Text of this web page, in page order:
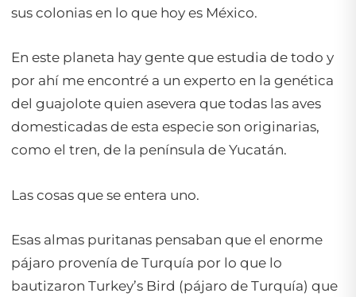
sus colonias en lo que hoy es México.
En este planeta hay gente que estudia de todo y
por ahí me encontré a un experto en la genética
del guajolote quien asevera que todas las aves
domesticadas de esta especie son originarias,
como el tren, de la península de Yucatán.
Las cosas que se entera uno.
Esas almas puritanas pensaban que el enorme
pájaro provenía de Turquía por lo que lo
bautizaron Turkey’s Bird (pájaro de Turquía) que